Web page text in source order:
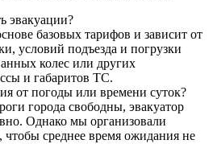
эвакуации?
базовых тарифов и зависит от
условий подъезда и погрузки
колес или других
и габаритов ТС.
от погоды или времени суток?
города свободны, эвакуатор
Однако мы организовали
чтобы среднее время ожидания не